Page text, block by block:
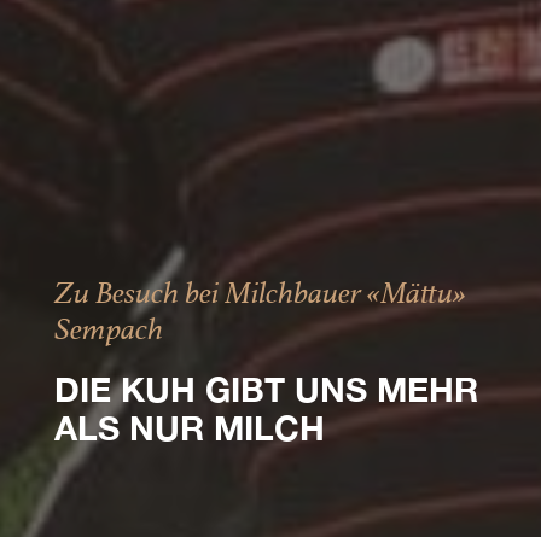
Zu Besuch bei Milchbauer «Mättu»
Sempach
DIE KUH GIBT UNS MEHR
ALS NUR MILCH